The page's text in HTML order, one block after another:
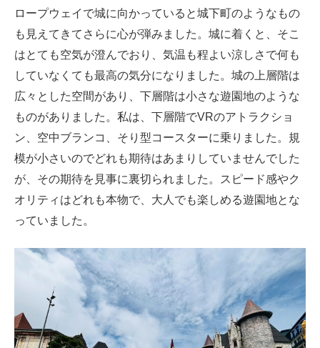
ロープウェイで城に向かっていると城下町のようなもの
も見えてきてさらに心が弾みました。城に着くと、そこ
はとても空気が澄んでおり、気温も程よい涼しさで何も
していなくても最高の気分になりました。城の上層階は
広々とした空間があり、下層階は小さな遊園地のような
ものがありました。私は、下層階でVRのアトラクショ
ン、空中ブランコ、そり型コースターに乗りました。規
模が小さいのでどれも期待はあまりしていませんでした
が、その期待を見事に裏切られました。スピード感やク
オリティはどれも本物で、大人でも楽しめる遊園地とな
っていました。